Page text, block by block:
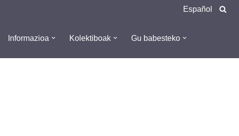
Español
Informazioa Kolektiboak Gu babesteko